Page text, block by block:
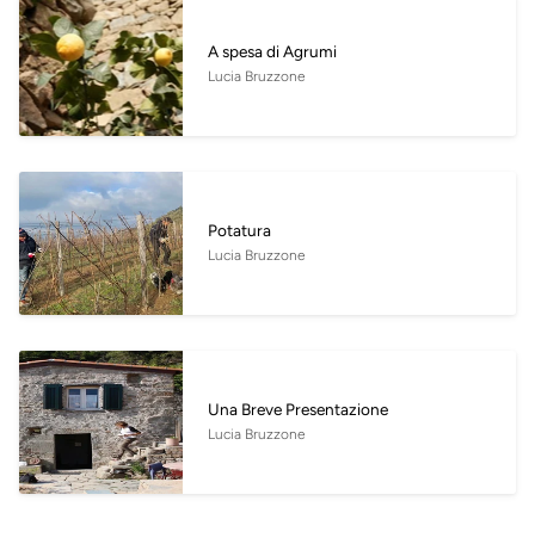
A spesa di Agrumi
Lucia Bruzzone
Potatura
Lucia Bruzzone
Una Breve Presentazione
Lucia Bruzzone